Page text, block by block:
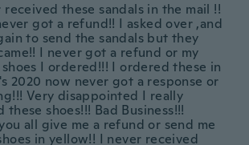
received these sandals in the mail !!
got a refund!! I asked over ,and
to send the sandals but they
I never got a refund or my
I ordered!!! I ordered these in
2020 now never got a response or
Very disappointed I really
these shoes!!! Bad Business!!!
all give me a refund or send me
in yellow!! I never received